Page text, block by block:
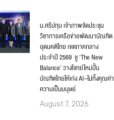
ม.ศรีปทุม เจ้าภาพจัดประชุม
วิชาการเครือข่ายพัฒนาบัณฑิต
อุดมคติไทย เขตภาคกลาง
ประจำปี 2569 ชู ‘The New
Balance’ วางโจทย์ใหม่ปั้น
บัณฑิตไทยให้เก่ง AI–ไม่ทิ้งคุณค่า
ความเป็นมนุษย์
August 7, 2026